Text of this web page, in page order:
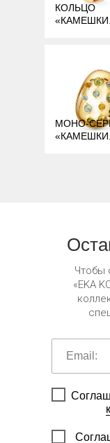
МОНО-
КОЛЬЦО
Чтобы
«EKA